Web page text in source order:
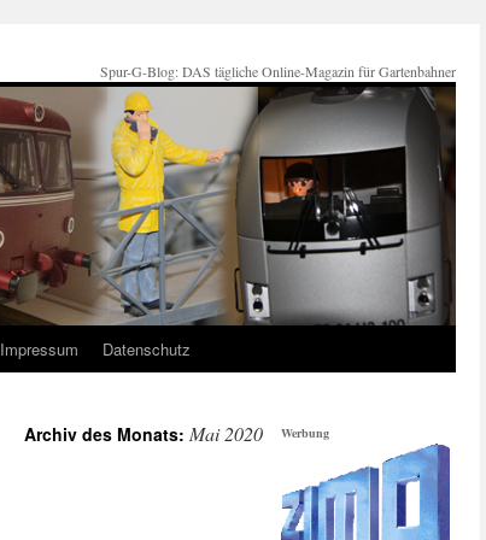
Spur-G-Blog: DAS tägliche Online-Magazin für Gartenbahner
Impressum Datenschutz
Archiv des Monats: Mai 2020 Werbung